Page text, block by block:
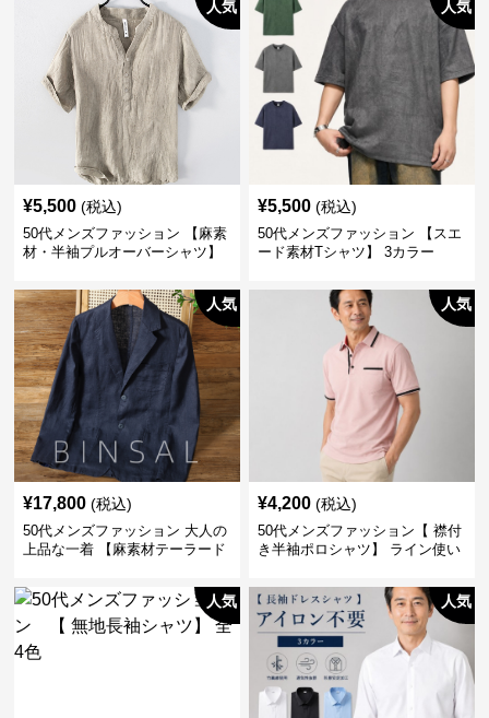
人気
¥5,500 (税込)
50代メンズファッション 【麻素
材・半袖プルオーバーシャツ】
人気
¥5,500 (税込)
50代メンズファッション 【スエ
ード素材Tシャツ】 3カラー
人気
¥17,800 (税込)
50代メンズファッション 大人の
上品な一着 【麻素材テーラード
人気
¥4,200 (税込)
50代メンズファッション【 襟付
き半袖ポロシャツ】 ライン使い
人気 人気